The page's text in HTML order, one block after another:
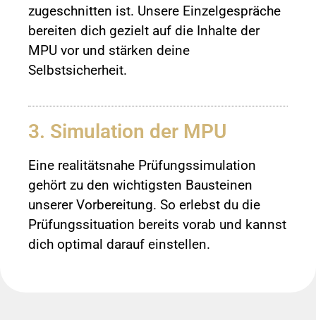
zugeschnitten ist. Unsere Einzelgespräche
bereiten dich gezielt auf die Inhalte der
MPU vor und stärken deine
Selbstsicherheit.
3. Simulation der MPU
Eine realitätsnahe Prüfungssimulation
gehört zu den wichtigsten Bausteinen
unserer Vorbereitung. So erlebst du die
Prüfungssituation bereits vorab und kannst
dich optimal darauf einstellen.